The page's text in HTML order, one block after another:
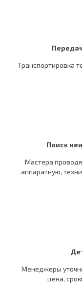
Транспортировка
Поиск
Мастера
аппаратную,
Менеджеры
цена,